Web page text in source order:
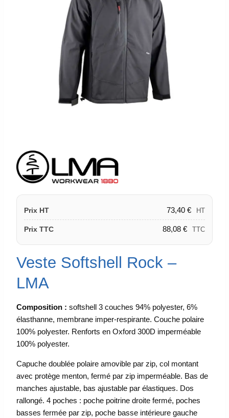
Prix HT 73,40 € HT
Prix TTC 88,08 € TTC
Veste Softshell Rock –
LMA
Composition : softshell 3 couches 94% polyester, 6%
élasthanne, membrane imper-respirante. Couche polaire
100% polyester. Renforts en Oxford 300D imperméable
100% polyester.
Capuche doublée polaire amovible par zip, col montant
avec protège menton, fermé par zip imperméable. Bas de
manches ajustable, bas ajustable par élastiques. Dos
rallongé. 4 poches : poche poitrine droite fermé, poches
basses fermée par zip, poche basse intérieure gauche